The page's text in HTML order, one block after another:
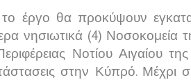
έργο θα προκύψουν
νησιωτικά (4) Νοσοκομεία
Νοτίου Αιγαίου
στην Κύπρό. Μέχρι